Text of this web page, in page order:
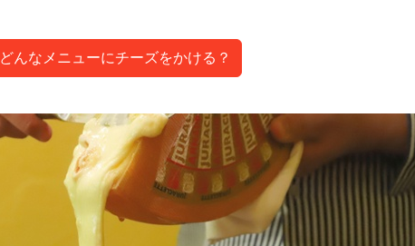
どんなメニューにチーズをかける？